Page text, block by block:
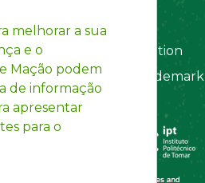
Privacy Policy
Accounting Information
INPI Registered Trademark
melhorar a sua
e o
Mação podem
de informação
apresentar
para o